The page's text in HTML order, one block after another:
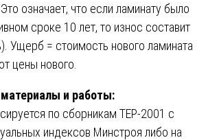
означает, что если ламинату было
сроке 10 лет, то износ составит
Ущерб = стоимость нового ламината
цены нового.
и работы:
по сборникам ТЕР-2001 с
индексов Минстроя либо на